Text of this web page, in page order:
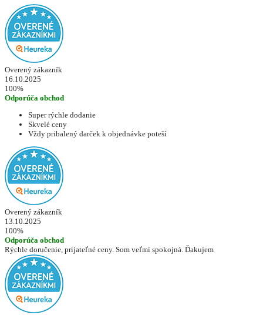
Overený zákazník
16.10.2025
100%
Odporúča obchod
Super rýchle dodanie
Skvelé ceny
Vždy pribalený darček k objednávke poteší
Overený zákazník
13.10.2025
100%
Odporúča obchod
Rýchle doručenie, prijateľné ceny. Som veľmi spokojná. Ďakujem